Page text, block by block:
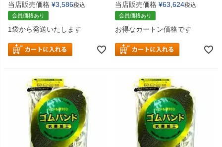
当店販売価格 ¥3,586税込
会員価格あり
1袋から発送いたします
当店販売価格 ¥63,624税込
会員価格あり
お得なカートン価格です